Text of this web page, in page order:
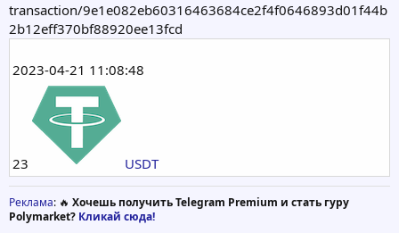
transaction/9e1e082eb60316463684ce2f4f0646893d01f44b
2b12eff370bf88920ee13fcd
2023-04-21 11:08:48
23 USDT
Реклама: 🔥 Хочешь получить Telegram Premium и стать гуру
Polymarket? Кликай сюда!